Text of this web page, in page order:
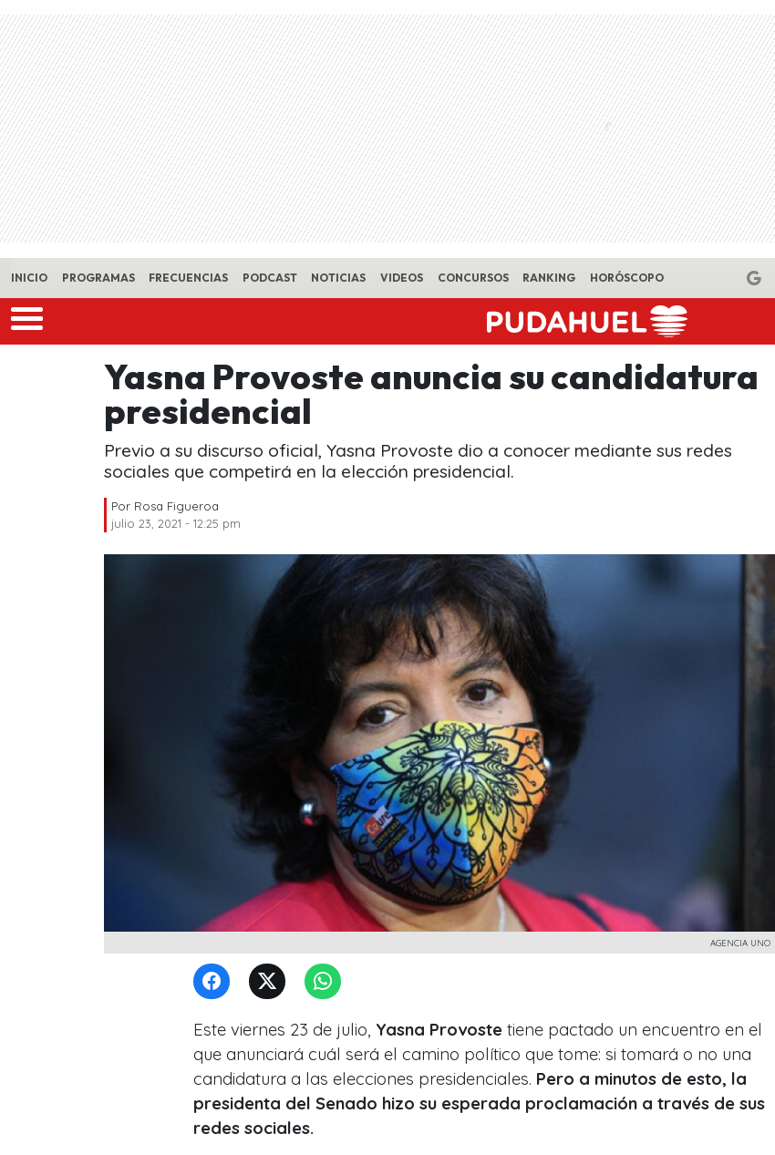
Skip to main content
INICIO PROGRAMAS FRECUENCIAS PODCAST NOTICIAS VIDEOS CONCURSOS RANKING HORÓSCOPO
Yasna Provoste anuncia su candidatura
presidencial
Previo a su discurso oficial, Yasna Provoste dio a conocer mediante sus redes
sociales que competirá en la elección presidencial.
Por Rosa Figueroa
julio 23, 2021 - 12:25 pm
AGENCIA UNO
Este viernes 23 de julio, Yasna Provoste tiene pactado un encuentro en el
que anunciará cuál será el camino político que tome: si tomará o no una
candidatura a las elecciones presidenciales. Pero a minutos de esto, la
presidenta del Senado hizo su esperada proclamación a través de sus
redes sociales.